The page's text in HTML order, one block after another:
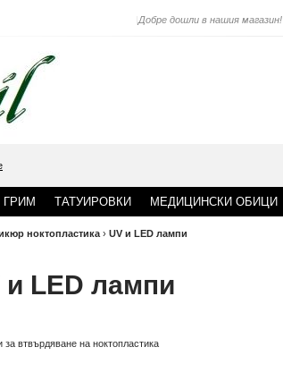
Добре дошли в нашия магазин!
ГРИМ ТАТУИРОВКИ МЕДИЦИНСКИ ОБИЦИ
ноктопластика › UV и LED лампи
и LED лампи
втвърдяване на ноктопластика